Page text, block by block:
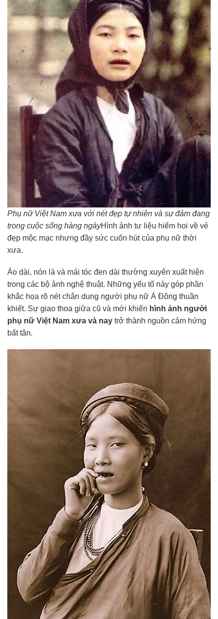
Phụ nữ Việt Nam xưa với nét đẹp tự nhiên và sự đảm đang
trong cuộc sống hàng ngàyHình ảnh tư liệu hiếm hoi về vẻ
đẹp mộc mạc nhưng đầy sức cuốn hút của phụ nữ thời
xưa.
Áo dài, nón lá và mái tóc đen dài thường xuyên xuất hiện
trong các bộ ảnh nghệ thuật. Những yếu tố này góp phần
khắc họa rõ nét chân dung người phụ nữ Á Đông thuần
khiết. Sự giao thoa giữa cũ và mới khiến hình ảnh người
phụ nữ Việt Nam xưa và nay trở thành nguồn cảm hứng
bất tận.